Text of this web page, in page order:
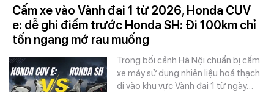
Cấm xe vào Vành đai 1 từ 2026, Honda CUV
e: dễ ghi điểm trước Honda SH: Đi 100km chỉ
tốn ngang mớ rau muống
Trong bối cảnh Hà Nội chuẩn bị cấm
xe máy sử dụng nhiên liệu hoá thạch
đi vào khu vực Vành đai 1 từ ngày…